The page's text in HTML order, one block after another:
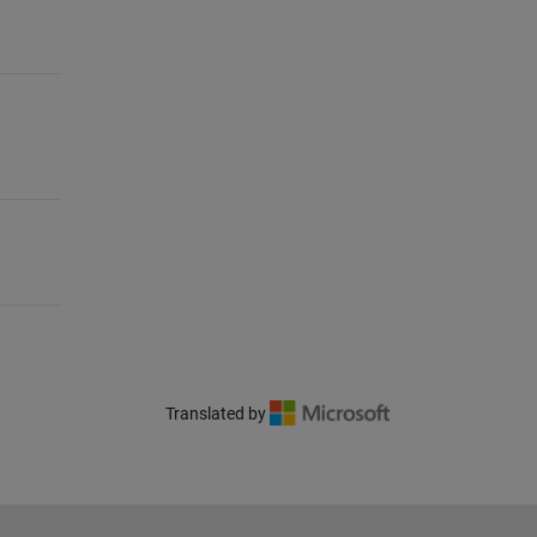
Translated by